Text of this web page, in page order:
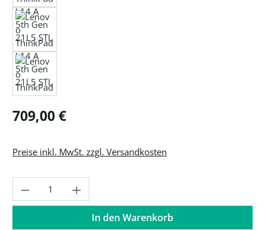
Regulärer Preis:
709,00 €
Preise inkl. MwSt. zzgl. Versandkosten
Produkt Anzahl: Gib den gewünschten
In den Warenkorb